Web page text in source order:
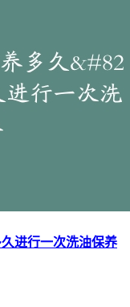
进行一次洗油保养